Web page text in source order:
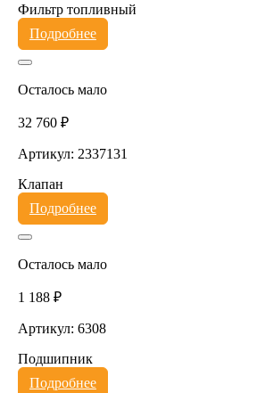
Фильтр топливный
Подробнее
Осталось мало
32 760 ₽
Артикул: 2337131
Клапан
Подробнее
Осталось мало
1 188 ₽
Артикул: 6308
Подшипник
Подробнее